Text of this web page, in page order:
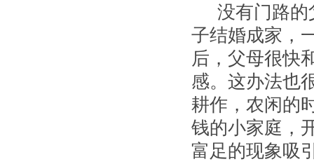
没有门路
子结婚成家，
后，父母很快
感。这办法也
耕作，农闲的
钱的小家庭，
富足的现象吸